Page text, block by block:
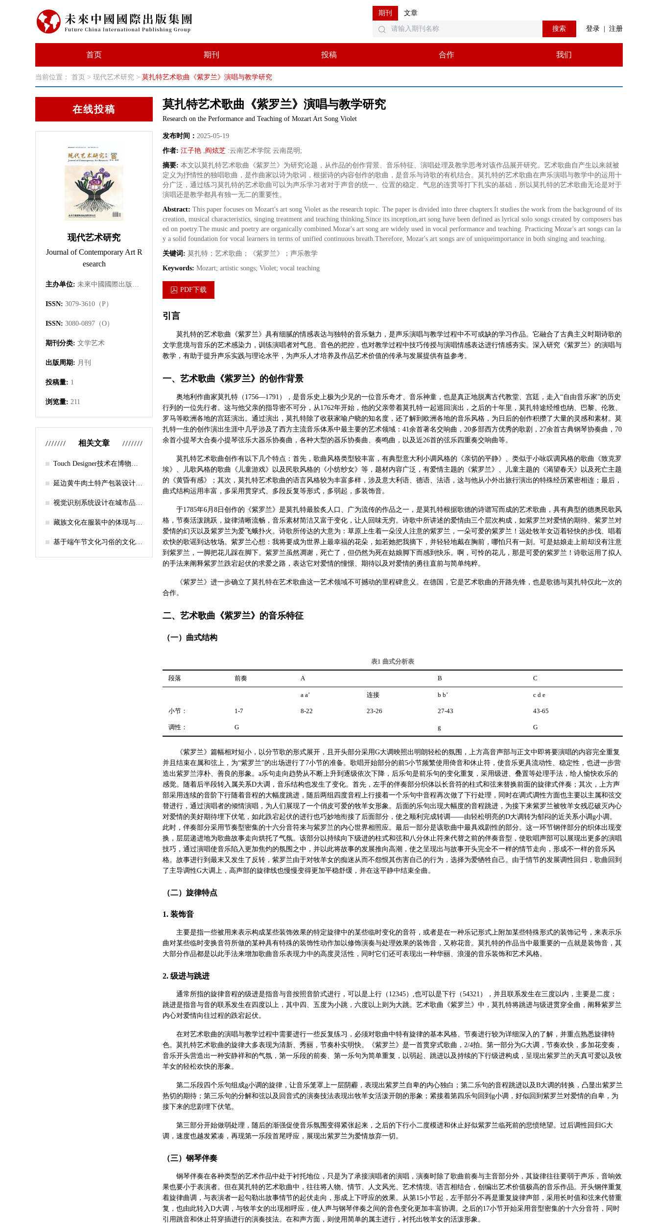
期刊 文章
搜索 登录 注册
首页 期刊 投稿 合作 我们
当前位置： 首页 > 现代艺术研究 > 莫扎特艺术歌曲《紫罗兰》演唱与教学研究
在线投稿
现代艺术研究
Journal of Contemporary Art R
esearch
主办单位: 未來中國國際出版集團有限公司
ISSN: 3079-3610（P）
ISSN: 3080-0897（O）
期刊分类: 文学艺术
出版周期: 月刊
投稿量: 1
浏览量: 211
相关文章
Touch Designer技术在博物馆
宁博物馆为例
延边黄牛肉土特产包装设计研
视觉识别系统设计在城市品牌
新城为例
藏族文化在服装中的体现与创
基于端午节文化习俗的文化创
莫扎特艺术歌曲《紫罗兰》演唱与教学研究
Research on the Performance and Teaching of Mozart Art Song Violet
发布时间： 2025-05-19
作者: 江子艳 ,阎炫芝 :云南艺术学院 云南昆明 ;
摘要: 本文以莫扎特艺术歌曲《紫罗兰》为研究论题，从作品的创作背景、音乐特征、演唱处理及教学思考对该作品展开研究。艺术歌曲自产生以来就被
定义为抒情性的独唱歌曲，是作曲家以诗为歌词，根据诗的内容创作的歌曲，是音乐与诗歌的有机结合。莫扎特的艺术歌曲在声乐演唱与教学中的运用十
分广泛，通过练习莫扎特的艺术歌曲可以为声乐学习者对于声音的统一、位置的稳定、气息的连贯等打下扎实的基础，所以莫扎特的艺术歌曲无论是对于
演唱还是教学都具有独一无二的重要性。
Abstract: This paper focuses on Mozart's art song Violet as the research topic. The paper is divided into three chapters.It studies the work from the background of its
creation, musical characteristics, singing treatment and teaching thinking.Since its inception,art song have been defined as lyrical solo songs created by composers bas
ed on poetry.The music and poetry are organically combined.Mozar's art song are widely used in vocal performance and teaching. Practicing Mozar's art songs can la
y a solid foundation for vocal learners in terms of unified continuous breath.Therefore, Mozar's art songs are of uniqueimportance in both singing and teaching.
关键词: 莫扎特；艺术歌曲；《紫罗兰》；声乐教学
Keywords: Mozart; artistic songs; Violet; vocal teaching
PDF下载
引言
莫扎特的艺术歌曲《紫罗兰》具有细腻的情感表达与独特的音乐魅力，是声乐演唱与教学过程中不可或缺的学习作品。它融合了古典主义时期诗歌的
文学意境与音乐的艺术感染力，训练演唱者对气息、音色的把控，也对教学过程中技巧传授与演唱情感表达进行情感夯实。深入研究《紫罗兰》的演唱与
教学，有助于提升声乐实践与理论水平，为声乐人才培养及作品艺术价值的传承与发展提供有益参考。
一、艺术歌曲《紫罗兰》的创作背景
奥地利作曲家莫扎特（1756—1791），是音乐史上极为少见的一位音乐奇才、音乐神童，也是真正地脱离古代教堂、宫廷，走入“自由音乐家”的历史
行列的一位先行者。这与他父亲的指导密不可分，从1762年开始，他的父亲带着莫扎特一起巡回演出，之后的十年里，莫扎特途经维也纳、巴黎、伦敦、
罗马等欧洲各地的宫廷演出。通过演出，莫扎特除了收获家喻户晓的知名度，还了解到欧洲各地的音乐风格，为日后的创作积攒了大量的灵感和素材。莫
扎特一生的创作演出生涯中几乎涉及了西方主流音乐体系中最主要的艺术领域：41余首著名交响曲，20多部西方优秀的歌剧，27余首古典钢琴协奏曲，70
余首小提琴大合奏小提琴弦乐大器乐协奏曲，各种大型的器乐协奏曲、奏鸣曲，以及近26首的弦乐四重奏交响曲等。
莫扎特艺术歌曲创作有以下几个特点：首先，歌曲风格类型较丰富，有典型意大利小调风格的《亲切的平静》、类似于小咏叹调风格的歌曲《致克罗
埃》、儿歌风格的歌曲《儿童游戏》以及民歌风格的《小纺纱女》等，题材内容广泛，有爱情主题的《紫罗兰》、儿童主题的《渴望春天》以及死亡主题
的《黄昏有感》；其次，莫扎特艺术歌曲的语言风格较为丰富多样，涉及意大利语、德语、法语，这与他从小外出旅行演出的特殊经历紧密相连；最后，
曲式结构运用丰富，多采用贯穿式、多段反复等形式，多弱起，多装饰音。
于1785年6月8日创作的《紫罗兰》是莫扎特最脍炙人口、广为流传的作品之一，是莫扎特根据歌德的诗谱写而成的艺术歌曲，具有典型的德奥民歌风
格，节奏活泼跳跃，旋律清晰流畅，音乐素材简洁又富于变化，让人回味无穷。诗歌中所讲述的爱情由三个层次构成，如紫罗兰对爱情的期待、紫罗兰对
爱情的幻灭以及紫罗兰为爱飞蛾扑火。诗歌所传达的大意为：草原上生着一朵没人注意的紫罗兰，一朵可爱的紫罗兰！远处牧羊女迈着轻快的步伐、唱着
欢快的歌谣到达牧场。紫罗兰心想：我将要成为世界上最幸福的花朵，如若她把我摘下，并轻轻地戴在胸前，哪怕只有一刻。可是姑娘走上前却没有注意
到紫罗兰，一脚把花儿踩在脚下。紫罗兰虽然凋谢，死亡了，但仍然为死在姑娘脚下而感到快乐。啊，可怜的花儿，那是可爱的紫罗兰！诗歌运用了拟人
的手法来阐释紫罗兰跌宕起伏的求爱之路，表达它对爱情的憧憬、期待以及对爱情的勇往直前与简单纯粹。
《紫罗兰》进一步确立了莫扎特在艺术歌曲这一艺术领域不可撼动的里程碑意义。在德国，它是艺术歌曲的开路先锋，也是歌德与莫扎特仅此一次的
合作。
二、艺术歌曲《紫罗兰》的音乐特征
（一）曲式结构
表1 曲式分析表
段落 前奏 A B C
a a’ 连接 b b’ c d e
小节： 1-7 8-22 23-26 27-43 43-65
调性： G g G
《紫罗兰》篇幅相对短小，以分节歌的形式展开，且开头部分采用G大调映照出明朗轻松的氛围，上方高音声部与正文中即将要演唱的内容完全重复
并且结束在属和弦上，为“紫罗兰”的出场进行了7小节的准备。歌唱开始部分的前5小节频繁使用倚音和休止符，使音乐更具流动性、稳定性，也进一步营
造出紫罗兰淳朴、善良的形象。a乐句走向趋势从不断上升到逐级依次下降，后乐句是前乐句的变化重复，采用级进、叠置等处理手法，给人愉快欢乐的
感觉。随着后半段转入属关系D大调，音乐结构也发生了变化。首先，左手的伴奏部分织体以长音符的柱式和弦来替换前面的旋律式伴奏；其次，上方声
部采用连续的音阶下行随着音程的大幅度跳进，随后两组四度音程上行接着一个乐句中音程再次做了下行处理，同时在调式调性方面也主要以主属和弦交
替进行，通过演唱者的倾情演唱，为人们展现了一个俏皮可爱的牧羊女形象。后面的乐句出现大幅度的音程跳进，为接下来紫罗兰被牧羊女残忍破灭内心
对爱情的美好期待埋下伏笔，如此跌宕起伏的进行也巧妙地衔接了后面部分，使之顺利完成转调——由轻松明亮的D大调转为郁闷的近关系小调g小调。
此时，伴奏部分采用节奏型密集的十六分音符来与紫罗兰的内心世界相照应。最后一部分是该歌曲中最具戏剧性的部分。这一环节钢伴部分的织体出现变
换，层层递进地为歌曲故事走向烘托了气氛。该部分以持续向下级进的柱式和弦和八分休止符来代替之前的伴奏音型，使歌唱声部可以展现出更多的演唱
技巧，通过演唱使音乐陷入更加焦灼的氛围之中，并以此将故事的发展推向高潮，使之呈现出与故事开头完全不一样的情节走向，形成不一样的音乐风
格。故事进行到最末又发生了反转，紫罗兰由于对牧羊女的痴迷从而不怨恨其伤害自己的行为，选择为爱牺牲自己。由于情节的发展调性回归，歌曲回到
了主导调性G大调上，高声部的旋律线也慢慢变得更加平稳舒缓，并在这平静中结束全曲。
（二）旋律特点
1. 装饰音
主要是指一些被用来表示构成某些装饰效果的特定旋律中的某些临时变化的音符，或者是在一种乐记形式上附加某些特殊形式的装饰记号，来表示乐
曲对某些临时变换音符所做的某种具有特殊的装饰性动作加以修饰演奏与处理效果的装饰音，又称花音。莫扎特的作品当中最重要的一点就是装饰音，其
大部分作品都是以此手法来增加歌曲音乐表现力中的高度灵活性，同时它们还可表现出一种华丽、浪漫的音乐装饰和艺术风格。
2. 级进与跳进
通常所指的旋律音程的级进是指音与音按照音阶式进行，可以是上行（12345）,也可以是下行（54321），并且联系发生在三度以内，主要是二度；
跳进是指音与音的联系发生在四度以上，其中四、五度为小跳，六度以上则为大跳。艺术歌曲《紫罗兰》中，莫扎特将跳进与级进贯穿全曲，阐释紫罗兰
内心对爱情向往过程的跌宕起伏。
在对艺术歌曲的演唱与教学过程中需要进行一些反复练习，必须对歌曲中特有旋律的基本风格、节奏进行较为详细深入的了解，并重点熟悉旋律特
色。莫扎特艺术歌曲的旋律大多表现为清新、秀丽，节奏朴实明快。《紫罗兰》是一首贯穿式歌曲，2/4拍。第一部分为G大调，节奏欢快，多加花变奏，
音乐开头营造出一种安静祥和的气氛，第一乐段的前奏、第一乐句为简单重复，以弱起、跳进以及持续的下行级进构成，呈现出紫罗兰的天真可爱以及牧
羊女的轻松欢快的形象。
第二乐段四个乐句组成g小调的旋律，让音乐笼罩上一层阴霾，表现出紫罗兰自卑的内心独白；第二乐句的音程跳进以及B大调的转换，凸显出紫罗兰
热切的期待；第三乐句的分解和弦以及回音式的演奏技法表现出牧羊女活泼开朗的形象；紧接着第四乐句回到g小调，好似回到紫罗兰对爱情的自卑，为
接下来的悲剧埋下伏笔。
第三部分开始做弱处理，随后的渐强促使音乐氛围变得紧张起来，之后的下行小二度模进和休止好似紫罗兰临死前的悲愤绝望。过后调性回归G大
调，速度也越发紧凑，再现第一乐段首尾呼应，展现出紫罗兰为爱情放弃一切。
（三）钢琴伴奏
钢琴伴奏在各种类型的艺术作品中处于衬托地位，只是为了承接演唱者的演唱，演奏时除了歌曲前奏与主音部分外，其旋律往往要弱于声乐，音响效
果也要小于表演者。但在莫扎特的艺术歌曲中，往往将人物、情节、人文风光、艺术情境、语言相结合，创编出艺术价值极高的音乐作品。开头钢伴重复
着旋律曲调，与表演者一起勾勒出故事情节的起伏走向，形成上下呼应的效果。从第15小节起，左手部分不再是重复旋律声部，采用长时值和弦来代替重
复，也由此转入D大调，与牧羊女的出现相呼应，使人声与钢琴伴奏之间的音色变化更加丰富协调。之后的17小节开始采用音型密集的十六分音符，同时
引用跳音和休止符穿插进行的演奏技法。在和声方面，则使用简单的属主进行，衬托出牧羊女的活泼形象。